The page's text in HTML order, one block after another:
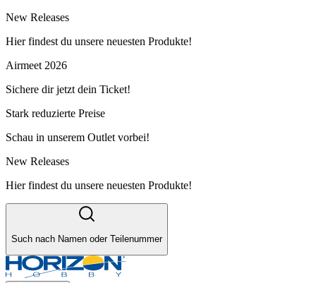
New Releases
Hier findest du unsere neuesten Produkte!
Airmeet 2026
Sichere dir jetzt dein Ticket!
Stark reduzierte Preise
Schau in unserem Outlet vorbei!
New Releases
Hier findest du unsere neuesten Produkte!
Such nach Namen oder Teilenummer